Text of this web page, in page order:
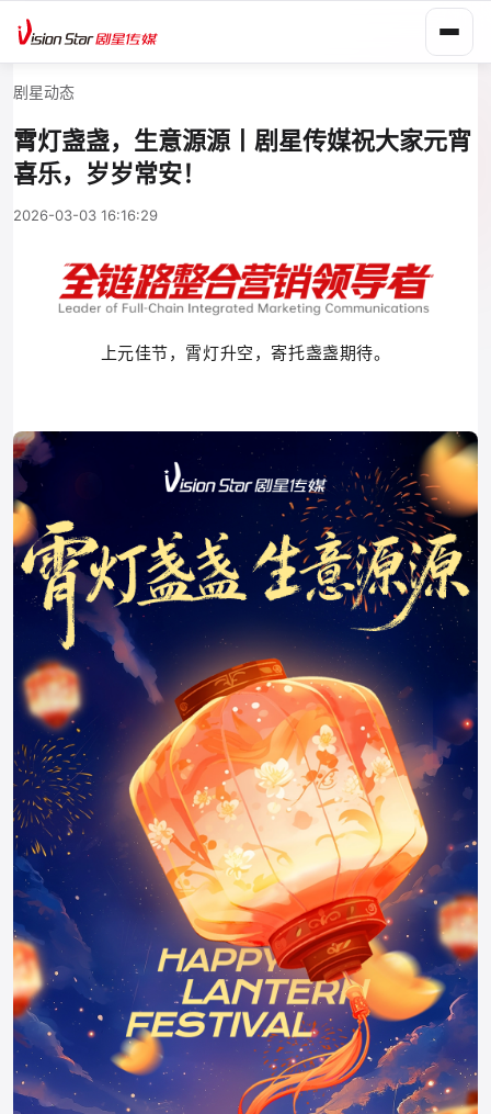
剧星动态
霄灯盏盏，生意源源丨剧星传媒祝大家元宵
喜乐，岁岁常安！
2026-03-03 16:16:29
上元佳节，霄灯升空，寄托盏盏期待。